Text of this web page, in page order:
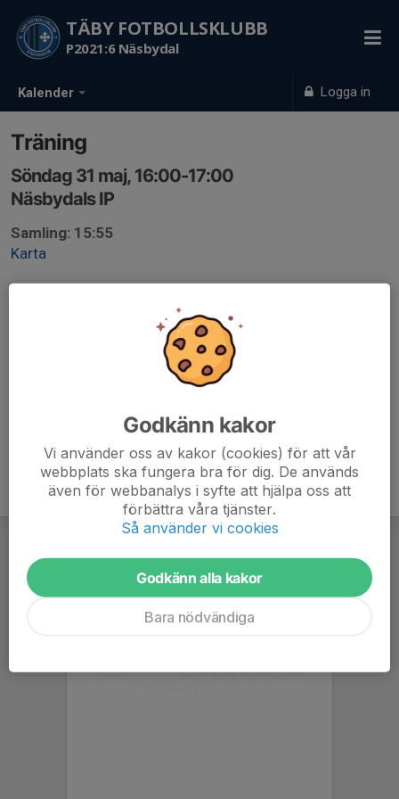
Kalender Logga in
TÄBY FOTBOLLSKLUBB
P2021:6 Näsbydal
Träning
Söndag 31 maj, 16:00-17:00
Näsbydals IP
Samling: 15:55
Karta
Godkänn kakor
Vi använder oss av kakor (cookies) för att vår
webbplats ska fungera bra för dig. De används
även för webbanalys i syfte att hjälpa oss att
förbättra våra tjänster.
Så använder vi cookies
Godkänn alla kakor
Bara nödvändiga